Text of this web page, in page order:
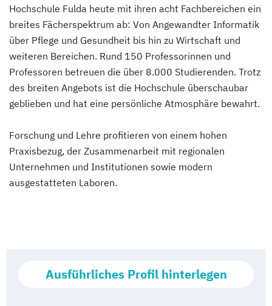
Hochschule Fulda heute mit ihren acht Fachbereichen ein
breites Fächerspektrum ab: Von Angewandter Informatik
über Pflege und Gesundheit bis hin zu Wirtschaft und
weiteren Bereichen. Rund 150 Professorinnen und
Professoren betreuen die über 8.000 Studierenden. Trotz
des breiten Angebots ist die Hochschule überschaubar
geblieben und hat eine persönliche Atmosphäre bewahrt.
Forschung und Lehre profitieren von einem hohen
Praxisbezug, der Zusammenarbeit mit regionalen
Unternehmen und Institutionen sowie modern
ausgestatteten Laboren.
Ausführliches Profil hinterlegen